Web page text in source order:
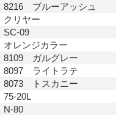
8216 ブルーアッシュ
クリヤー
SC-09
オレンジカラー
8109 ガルグレー
8097 ライトラテ
8073 トスカニー
75-20L
N-80